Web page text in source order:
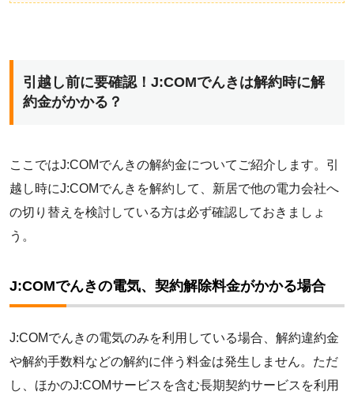
引越し前に要確認！J:COMでんきは解約時に解
約金がかかる？
ここではJ:COMでんきの解約金についてご紹介します。引
越し時にJ:COMでんきを解約して、新居で他の電力会社へ
の切り替えを検討している方は必ず確認しておきましょ
う。
J:COMでんきの電気、契約解除料金がかかる場合
J:COMでんきの電気のみを利用している場合、解約違約金
や解約手数料などの解約に伴う料金は発生しません。ただ
し、ほかのJ:COMサービスを含む長期契約サービスを利用